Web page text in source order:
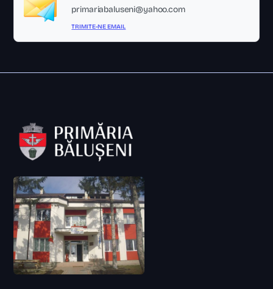
primariabaluseni@yahoo.com
TRIMITE-NE EMAIL